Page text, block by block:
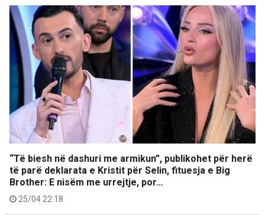
“Të biesh në dashuri me armikun”, publikohet për herë
të parë deklarata e Kristit për Selin, fituesja e Big
Brother: E nisëm me urrejtje, por…
25/04 22:18